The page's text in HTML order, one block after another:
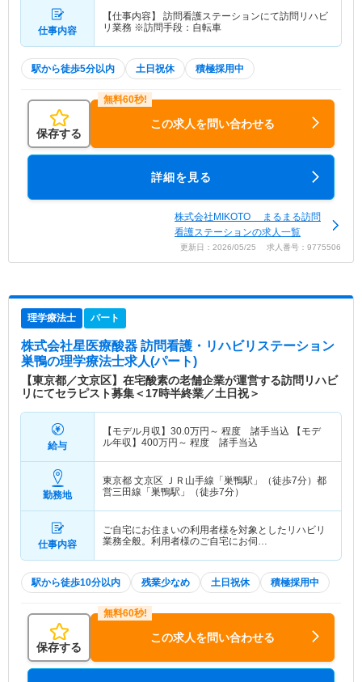
仕事内容
【仕事内容】 訪問看護ステーションにて訪問リハビ
リ業務 ※訪問手段：自転車
駅から徒歩5分以内 土日祝休 積極採用中
保存する
この求人を問い合わせる
詳細を見る
株式会社MIKOTO まるまる訪問
看護ステーションの求人一覧
更新日：2026/05/25 求人番号：9775506
理学療法士 パート
株式会社星医療酸器 訪問看護・リハビリステーション
巣鴨の理学療法士求人(パート)
【東京都／文京区】在宅酸素の老舗企業が運営する訪問リハビ
リにてセラピスト募集＜17時半終業／土日祝＞
給与
【モデル月収】 30.0万円～ 程度 諸手当込 【モデ
ル年収】 400万円～ 程度 諸手当込
勤務地
東京都 文京区 ＪＲ山手線「巣鴨駅」（徒歩7分）都
営三田線「巣鴨駅」（徒歩7分）
仕事内容
ご自宅にお住まいの利用者様を対象としたリハビリ
業務全般。利用者様のご自宅にお伺…
駅から徒歩10分以内 残業少なめ 土日祝休 積極採用中
保存する
この求人を問い合わせる